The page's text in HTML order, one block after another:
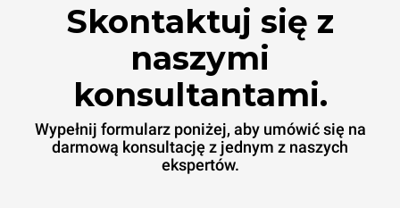
Skontaktuj się z
naszymi
konsultantami.
Wypełnij formularz poniżej, aby umówić się na
darmową konsultację z jednym z naszych
ekspertów.